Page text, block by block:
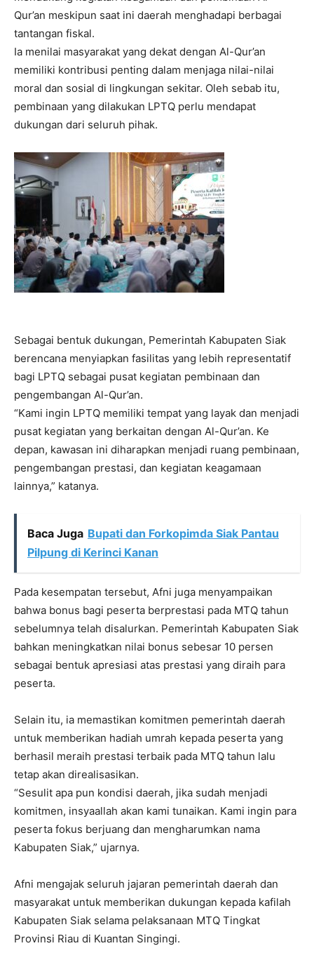
Qur’an meskipun saat ini daerah menghadapi berbagai
tantangan fiskal.
Ia menilai masyarakat yang dekat dengan Al-Qur’an
memiliki kontribusi penting dalam menjaga nilai-nilai
moral dan sosial di lingkungan sekitar. Oleh sebab itu,
pembinaan yang dilakukan LPTQ perlu mendapat
dukungan dari seluruh pihak.
Sebagai bentuk dukungan, Pemerintah Kabupaten Siak
berencana menyiapkan fasilitas yang lebih representatif
bagi LPTQ sebagai pusat kegiatan pembinaan dan
pengembangan Al-Qur’an.
“Kami ingin LPTQ memiliki tempat yang layak dan menjadi
pusat kegiatan yang berkaitan dengan Al-Qur’an. Ke
depan, kawasan ini diharapkan menjadi ruang pembinaan,
pengembangan prestasi, dan kegiatan keagamaan
lainnya,” katanya.
Baca Juga Bupati dan Forkopimda Siak Pantau
Pilpung di Kerinci Kanan
Pada kesempatan tersebut, Afni juga menyampaikan
bahwa bonus bagi peserta berprestasi pada MTQ tahun
sebelumnya telah disalurkan. Pemerintah Kabupaten Siak
bahkan meningkatkan nilai bonus sebesar 10 persen
sebagai bentuk apresiasi atas prestasi yang diraih para
peserta.
Selain itu, ia memastikan komitmen pemerintah daerah
untuk memberikan hadiah umrah kepada peserta yang
berhasil meraih prestasi terbaik pada MTQ tahun lalu
tetap akan direalisasikan.
“Sesulit apa pun kondisi daerah, jika sudah menjadi
komitmen, insyaallah akan kami tunaikan. Kami ingin para
peserta fokus berjuang dan mengharumkan nama
Kabupaten Siak,” ujarnya.
Afni mengajak seluruh jajaran pemerintah daerah dan
masyarakat untuk memberikan dukungan kepada kafilah
Kabupaten Siak selama pelaksanaan MTQ Tingkat
Provinsi Riau di Kuantan Singingi.